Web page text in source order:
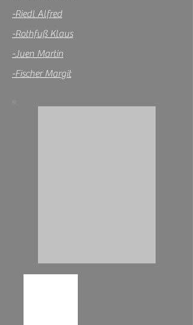
-Riedl Alfred
-Rothfuß Klaus
-Juen Martin
-Fischer Margit